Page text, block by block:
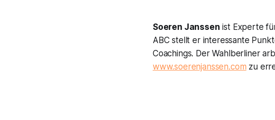
Soeren Janssen ist Experte
ABC stellt er interessante
Coachings. Der Wahlberliner
www.soerenjanssen.com zu